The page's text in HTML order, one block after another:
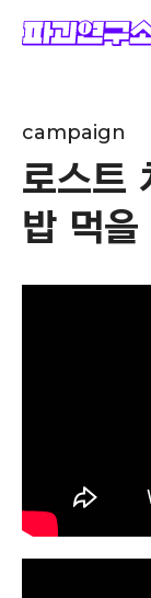
campaign
로스트
밥 먹을